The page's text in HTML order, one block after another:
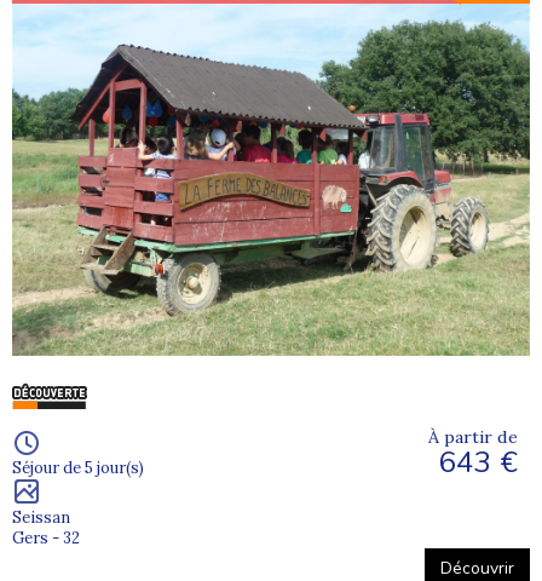
Séjour de 5 jour(s)
Seissan
Gers - 32
À partir de
643 €
Découvrir